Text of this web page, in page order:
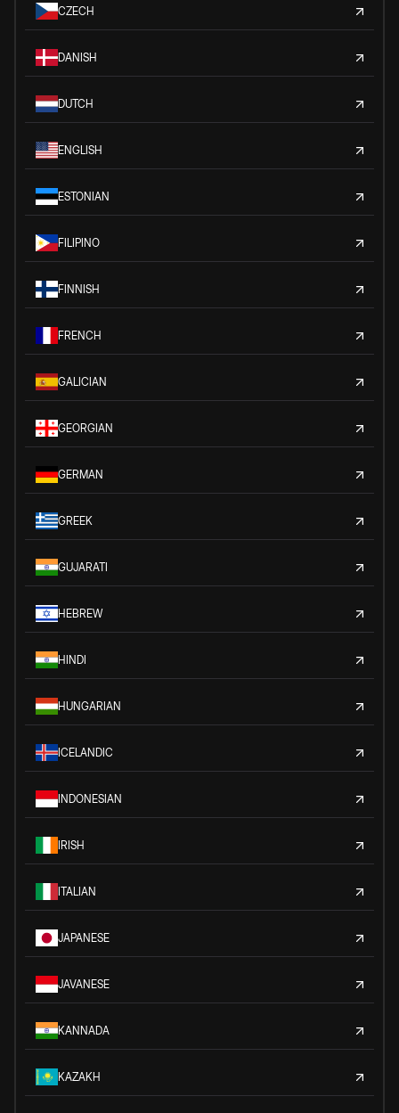
CZECH
DANISH
DUTCH
ENGLISH
ESTONIAN
FILIPINO
FINNISH
FRENCH
GALICIAN
GEORGIAN
GERMAN
GREEK
GUJARATI
HEBREW
HINDI
HUNGARIAN
ICELANDIC
INDONESIAN
IRISH
ITALIAN
JAPANESE
JAVANESE
KANNADA
KAZAKH